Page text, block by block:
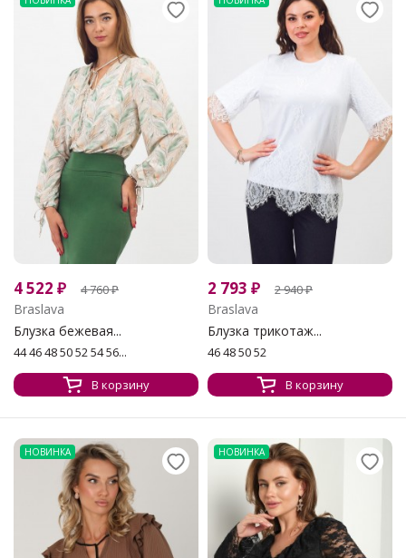
4 522 ₽ 4 760₽
Braslava
Блузка бежевая...
44 46 48 50 52 54 56...
В корзину
2 793 ₽ 2 940₽
Braslava
Блузка трикотаж...
46 48 50 52
В корзину
НОВИНКА НОВИНКА